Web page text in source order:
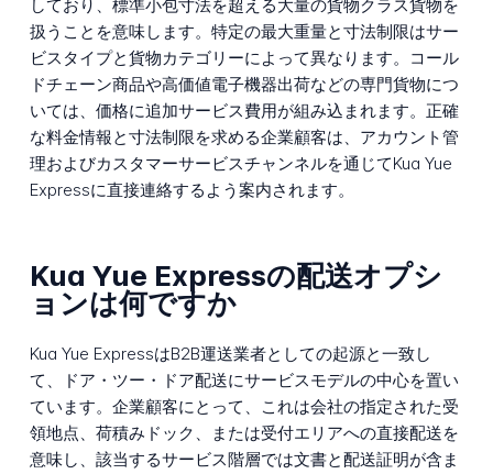
しており、標準小包寸法を超える大量の貨物クラス貨物を
扱うことを意味します。特定の最大重量と寸法制限はサー
ビスタイプと貨物カテゴリーによって異なります。コール
ドチェーン商品や高価値電子機器出荷などの専門貨物につ
いては、価格に追加サービス費用が組み込まれます。正確
な料金情報と寸法制限を求める企業顧客は、アカウント管
理およびカスタマーサービスチャンネルを通じてKua Yue
Expressに直接連絡するよう案内されます。
Kua Yue Expressの配送オプシ
ョンは何ですか
Kua Yue ExpressはB2B運送業者としての起源と一致し
て、ドア・ツー・ドア配送にサービスモデルの中心を置い
ています。企業顧客にとって、これは会社の指定された受
領地点、荷積みドック、または受付エリアへの直接配送を
意味し、該当するサービス階層では文書と配送証明が含ま